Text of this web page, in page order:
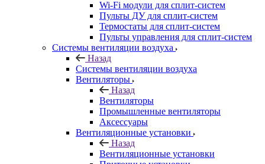
Wi-Fi модули для сплит-систем
Пульты ДУ для сплит-систем
Термостаты для сплит-систем
Пульты управления для сплит-систем
Системы вентиляции воздуха
Назад
Системы вентиляции воздуха
Вентиляторы
Назад
Вентиляторы
Промышленные вентиляторы
Аксессуары
Вентиляционные установки
Назад
Вентиляционные установки